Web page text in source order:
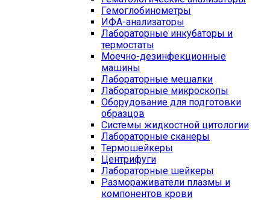
Гемоглобинометры
ИФА-анализаторы
Лабораторные инкубаторы и
термостаты
Моечно-дезинфекционные
машины
Лабораторные мешалки
Лабораторные микроскопы
Оборудование для подготовки
образцов
Системы жидкостной цитологии
Лабораторные сканеры
Термошейкеры
Центрифуги
Лабораторные шейкеры
Размораживатели плазмы и
компонентов крови